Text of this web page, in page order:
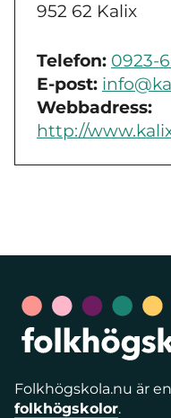
952 62 Kalix
Telefon: 0923-
E-post:
Webbadress:
http://
Folkhögskola.nu är
folkhögskolor.